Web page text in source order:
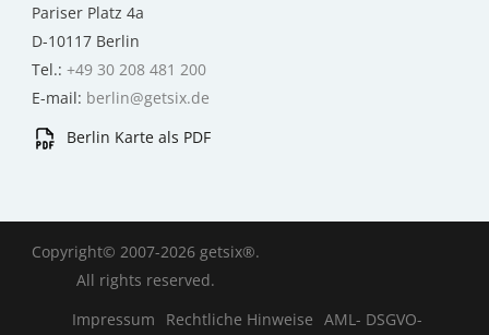
Pariser Platz 4a
D-10117 Berlin
Tel.: +49 30 208 481 200
E-mail: berlin@getsix.de
Berlin Karte als PDF
Copyright© 2007-2026 getsix®.
All rights reserved.
Impressum
Rechtliche Hinweise AML- DSGVO-